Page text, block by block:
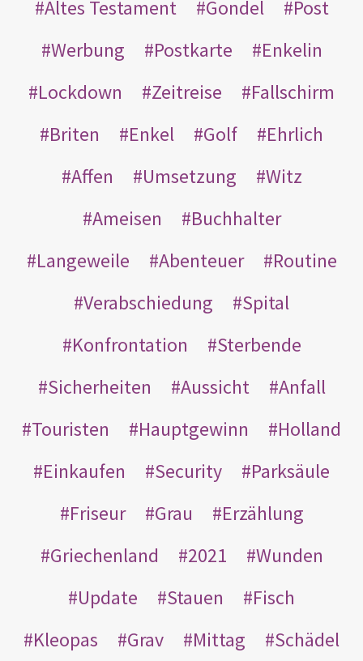
Altes Testament
Gondel
Post
Werbung
Postkarte
Enkelin
Lockdown
Zeitreise
Fallschirm
Briten
Enkel Golf
Ehrlich
Affen
Umsetzung
Witz
Ameisen
Buchhalter
Langeweile
Abenteuer
Routine
Verabschiedung
Spital
Konfrontation
Sterbende
Sicherheiten
Aussicht
Anfall
Touristen
Hauptgewinn
Holland
Einkaufen
Security
Parksäule
Friseur
Grau
Erzählung
Griechenland
2021
Wunden
Update
Stauen
Fisch
Kleopas
Grav Mittag Schädel